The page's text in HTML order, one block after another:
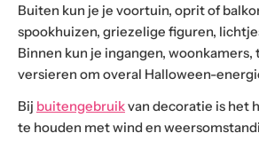
Buiten kun je je voortuin, oprit of
spookhuizen, griezelige figuren,
Binnen kun je ingangen, woonkamers,
versieren om overal Halloween-
Bij buitengebruikvan decoratie is het
te houden met wind en